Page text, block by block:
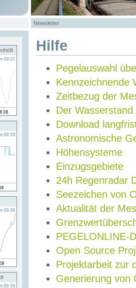
Newsletter
Hilfe
Pegelauswahl
Kennzeichnende
Zeitbezug der
Der Wasserstand
Download
Astronomische
Höhensysteme
Einzugsgebiete
24h Regenradar
Seezeichen von
Aktualität der
PEGELONLINE-
Open Source
Projektarbeit zur
Generierung von